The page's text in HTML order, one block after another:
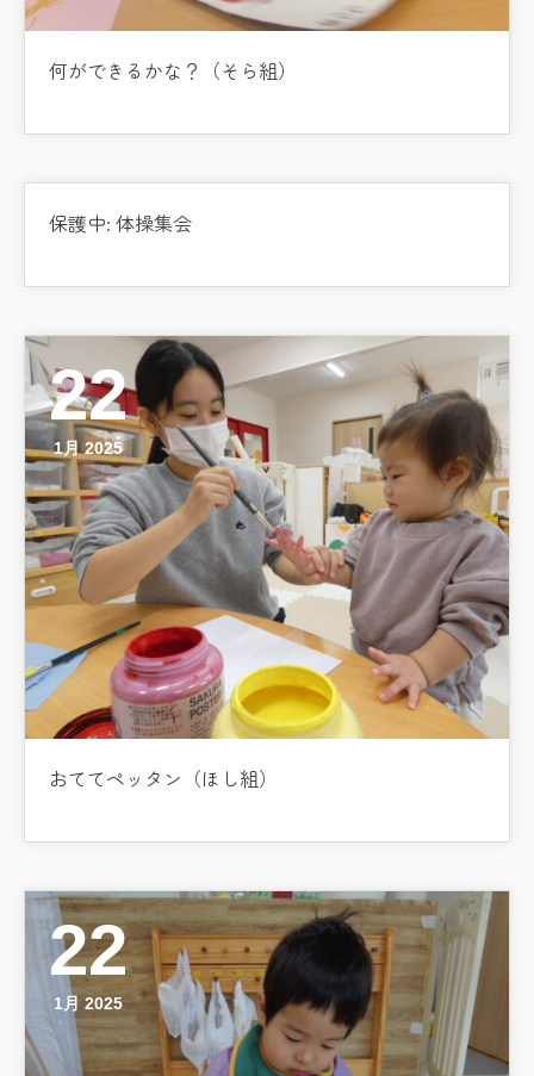
何ができるかな？（そら組）
保護中: 体操集会
22
1月 2025
おててペッタン（ほし組）
22
1月 2025